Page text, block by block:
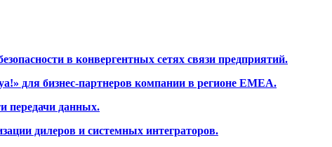
в конвергентных сетях связи предприятий.
для бизнес-партнеров компании в регионе EMEA.
передачи данных.
дилеров и системных интеграторов.